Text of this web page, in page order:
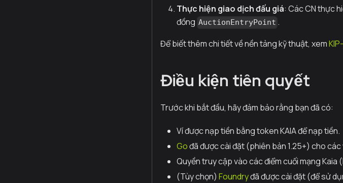
Thực hiện giao dịch đấu giá: Các CN thực
đồng AuctionEntryPoint .
Để biết thêm chi tiết về nền tảng kỹ thuật, xem
Điều kiện tiên quyết
Trước khi bắt đầu, hãy đảm bảo rằng bạn đã có:
Ví được nạp tiền bằng token KAIA để nạp tiền.
Gođã được cài đặt (phiên bản 1.25+) cho các
Quyền truy cập vào các điểm cuối mạng
(Tùy chọn) Foundryđã được cài đặt (để sử